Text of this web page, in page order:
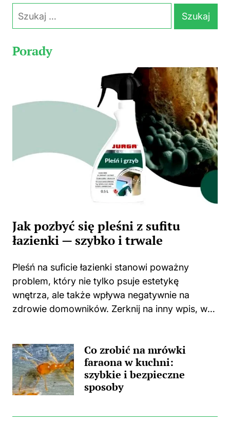
Szukaj:
Porady
Jak pozbyć się pleśni z sufitu
łazienki — szybko i trwale
Pleśń na suficie łazienki stanowi poważny
problem, który nie tylko psuje estetykę
wnętrza, ale także wpływa negatywnie na
zdrowie domowników. Zerknij na inny wpis, w
nieprzyjemna towarzyszka? Główną
przyczyną...
Co zrobić na mrówki
faraona w kuchni:
szybkie i bezpieczne
sposoby